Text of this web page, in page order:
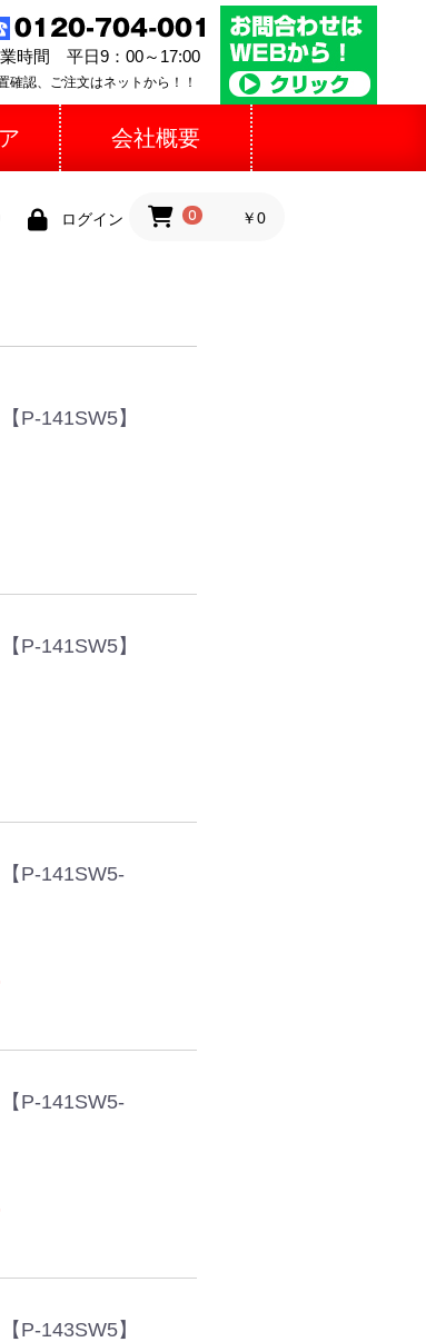
時間 平日9：00～17:00
確認、ご注文はネットから！！
会社概要
ログイン 0 ￥0
P-141SW5】
P-141SW5】
P-141SW5-
P-141SW5-
P-143SW5】